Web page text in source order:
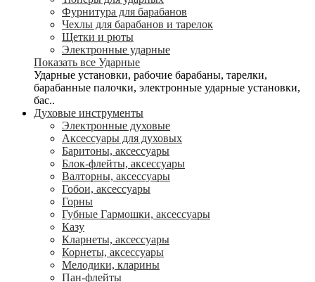
Фурнитура для барабанов
Чехлы для барабанов и тарелок
Щетки и рюты
Электронные ударные
Показать все Ударные
Ударные установки, рабочие барабаны, тарелки,
барабанные палочки, электронные ударные установки,
бас..
Духовые инструменты
Электронные духовые
Аксессуары для духовых
Баритоны, аксессуары
Блок-флейты, аксессуары
Валторны, аксессуары
Гобои, аксессуары
Горны
Губные Гармошки, аксессуары
Казу
Кларнеты, аксессуары
Корнеты, аксессуары
Мелодики, кларины
Пан-флейты